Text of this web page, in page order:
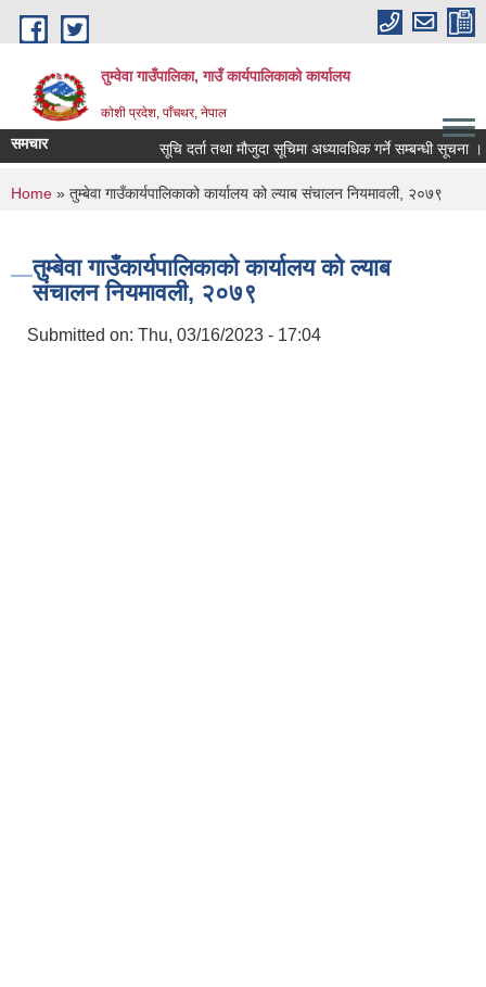
Skip to main content
तुम्वेवा गाउँपालिका, गाउँ कार्यपालिकाको कार्यालय
काेशी प्रदेश, पाँचथर, नेपाल
समचार सूचि दर्ता तथा मौजुदा सूचिमा अध्यावधिक गर्ने सम्बन्धी सूचना ।
You are here
Home » तुम्बेवा गाउँकार्यपालिकाको कार्यालय को ल्याब संचालन नियमावली, २०७९
तुम्बेवा गाउँकार्यपालिकाको कार्यालय को ल्याब
संचालन नियमावली, २०७९
Submitted on: Thu, 03/16/2023 - 17:04